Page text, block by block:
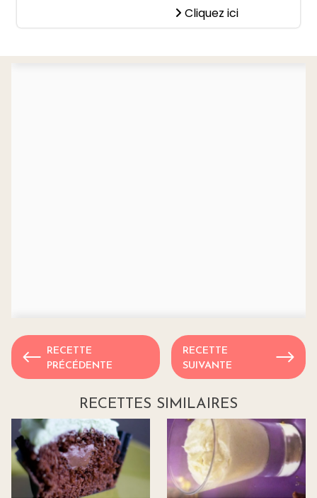
Cliquez ici
RECETTE
PRÉCÉDENTE
RECETTE
SUIVANTE
RECETTES SIMILAIRES